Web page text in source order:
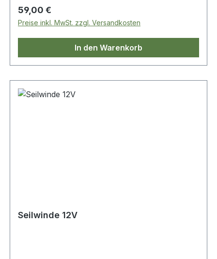
Regulärer Preis:
59,00 €
Preise inkl. MwSt. zzgl. Versandkosten
In den Warenkorb
Seilwinde 12V